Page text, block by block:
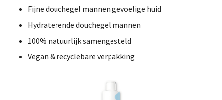
Fijne douchegel mannen gevoelige huid
Hydraterende douchegel mannen
100% natuurlijk samengesteld
Vegan & recyclebare verpakking